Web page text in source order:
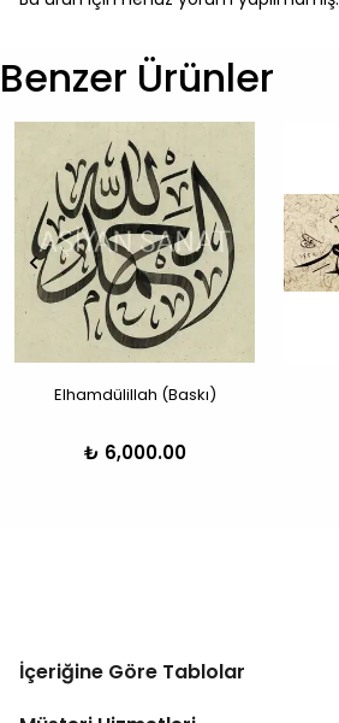
Benzer Ürünler
Elhamdülillah (Baskı)
₺ 6,000.00
İçeriğine Göre Tablolar